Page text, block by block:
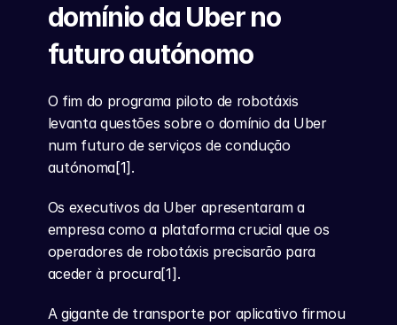
domínio da Uber no
futuro autónomo
O fim do programa piloto de robotáxis
levanta questões sobre o domínio da Uber
num futuro de serviços de condução
autónoma[1].
Os executivos da Uber apresentaram a
empresa como a plataforma crucial que os
operadores de robotáxis precisarão para
aceder à procura[1].
A gigante de transporte por aplicativo firmou